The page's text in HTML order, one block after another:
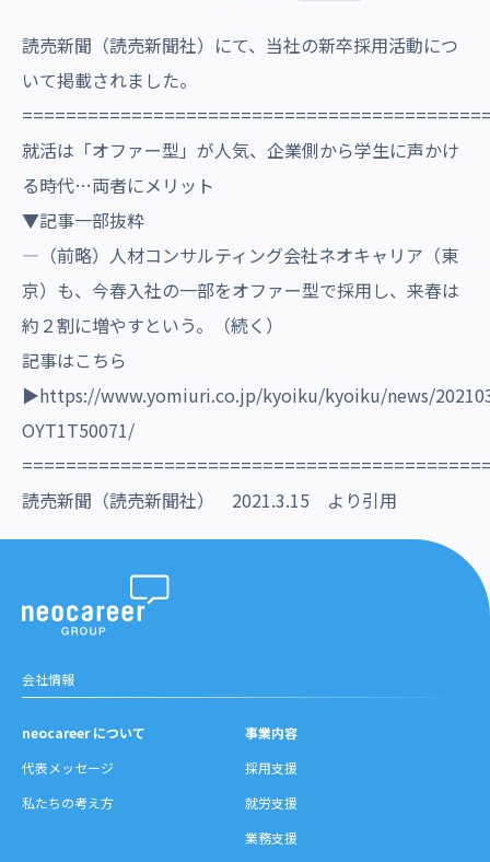
読売新聞（読売新聞社）にて、当社の新卒採用活動につ
いて掲載されました。
就活は「オファー型」が人気、企業側から学生に声かけ
る時代…両者にメリット
▼記事一部抜粋
―（前略）人材コンサルティング会社ネオキャリア（東
京）も、今春入社の一部をオファー型で採用し、来春は
約２割に増やすという。（続く）
記事はこちら
▶https://www.yomiuri.co.jp/kyoiku/kyoiku/news/
OYT1T50071/
読売新聞（読売新聞社） 2021.3.15 より引用
会社情報
neocareer について
代表メッセージ
私たちの考え方
事業内容
採用支援
就労支援
業務支援